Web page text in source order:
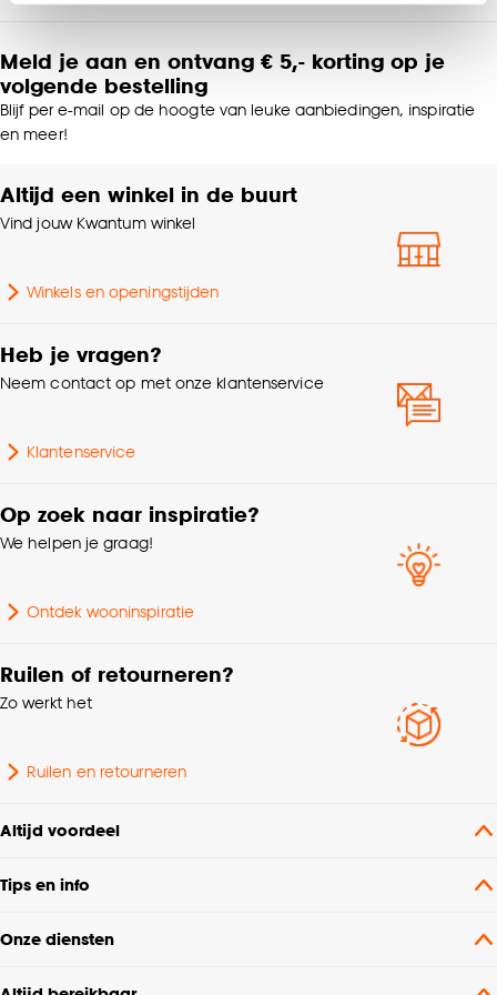
noodzakelijke cookies te accepteren. Je kunt er ook
voor kiezen om bepaalde cookies wel of niet te
accepteren door op ‘Cookies aanpassen’ te
Goed om te weten is dat je deze keuze altijd nog
kan aanpassen, bekijk hiervoor onze
Product afmetingen (cm) 12,3x7,8x7,8 (hxbxd)
Kleurtint Transparant
Breedte
Lengte 7.8 CM
Garantietermijn 24 maanden
Hoogte
Geschikt voor
Meld je aan en ontvang € 5,- korting op je
volgende bestelling
Blijf per e-mail op de hoogte van leuke aanbiedingen, inspiratie
en meer!
Altijd een winkel in de buurt
Vind jouw Kwantum winkel
Winkels en openingstijden
Heb je vragen?
Neem contact op met onze klantenservice
Klantenservice
Op zoek naar inspiratie?
We helpen je graag!
Ontdek wooninspiratie
Ruilen of retourneren?
Zo werkt het
Ruilen en retourneren
Altijd voordeel
Tips en info
Onze diensten